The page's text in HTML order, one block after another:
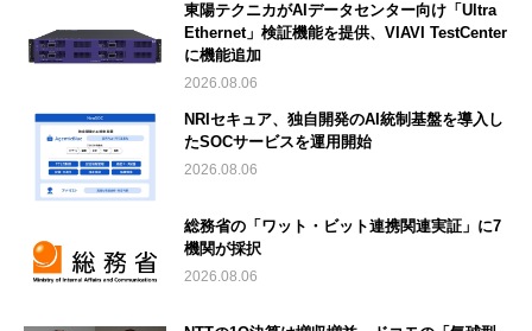
東陽テクニカがAIデータセンター向け「Ultra
Ethernet」検証機能を提供、VIAVI TestCenter
に機能追加
2026.08.06
NRIセキュア、独自開発のAI統制基盤を導入し
たSOCサービスを運用開始
2026.08.06
総務省の「ワット・ビット連携関連実証」に7
機関が採択
2026.08.06